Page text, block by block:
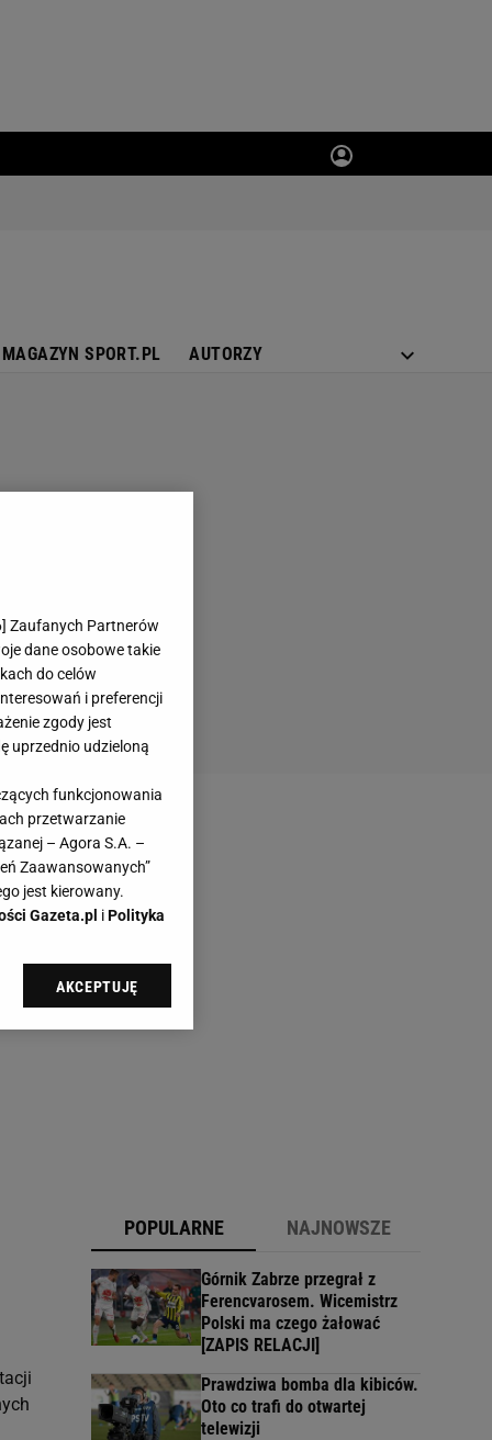
MAGAZYN SPORT.PL AUTORZY
POPULARNE NAJNOWSZE
Górnik Zabrze przegrał z
Ferencvarosem. Wicemistrz
Polski ma czego żałować
[ZAPIS RELACJI]
Prawdziwa bomba dla kibiców.
Oto co trafi do otwartej
telewizji
] Zaufanych Partnerów
dane osobowe takie
do celów
i preferencji
zgody jest
uprzednio udzieloną
funkcjonowania
przetwarzanie
– Agora S.A. –
Zaawansowanych”
jest kierowany.
Gazeta.pl iPolityka
sp. z o.o., jej
swoje preferencje
AKCEPTUJĘ